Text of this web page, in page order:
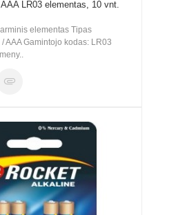
LR03 elementas, 10 vnt.
elementas Tipas
AAA Gamintojo kodas: LR03